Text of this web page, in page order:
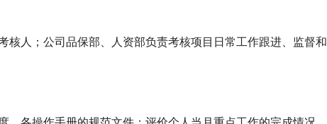
核人；公司品保部、人资部负责考核项目日常工作跟进、监督和